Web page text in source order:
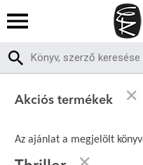
Akciós termékek
Az ajánlat a megjelölt